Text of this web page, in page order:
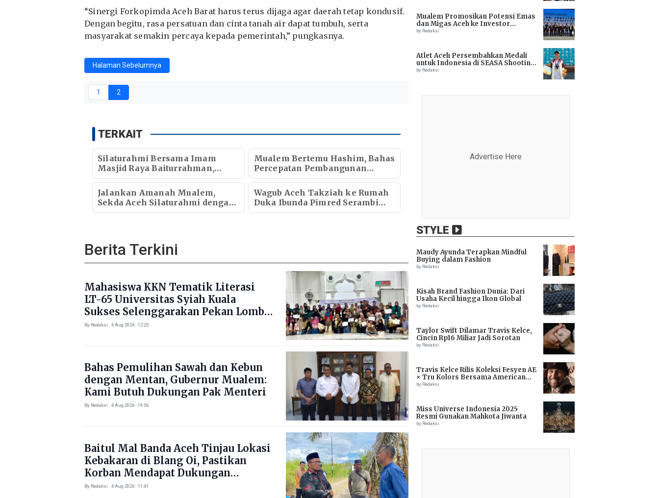
“Sinergi Forkopimda Aceh Barat harus terus dijaga agar daerah tetap kondusif.
Dengan begitu, rasa persatuan dan cinta tanah air dapat tumbuh, serta
masyarakat semakin percaya kepada pemerintah,” pungkasnya.
Halaman Sebelumnya
1 2
TERKAIT
Silaturahmi Bersama Imam
Masjid Raya Baiturrahman,
Wagub Aceh Perkuat Sinergi
dengan Ulama
Mualem Bertemu Hashim, Bahas
Percepatan Pembangunan
Ekonomi Aceh
Jalankan Amanah Mualem,
Sekda Aceh Silaturahmi dengan
Kapolda Aceh
Wagub Aceh Takziah ke Rumah
Duka Ibunda Pimred Serambi
Indonesia
Berita Terkini
Mahasiswa KKN Tematik Literasi
LT-65 Universitas Syiah Kuala
Sukses Selenggarakan Pekan Lomba
Literasi di Gampong Rhieng Blang
By Redaksi . 6 Aug 2026 - 12:25
Bahas Pemulihan Sawah dan Kebun
dengan Mentan, Gubernur Mualem:
Kami Butuh Dukungan Pak Menteri
By Redaksi . 4 Aug 2026 - 19:56
Baitul Mal Banda Aceh Tinjau Lokasi
Kebakaran di Blang Oi, Pastikan
Korban Mendapat Dukungan
Kebutuhan Pokok
By Redaksi . 4 Aug 2026 - 11:41
Mualem Promosikan Potensi Emas
dan Migas Aceh ke Investor
Tiongkok
by Redaksi
Atlet Aceh Persembahkan Medali
untuk Indonesia di SEASA Shooting
Championship 2025
by Redaksi
Advertise Here
STYLE
Maudy Ayunda Terapkan Mindful
Buying dalam Fashion
by Redaksi
Kisah Brand Fashion Dunia: Dari
Usaha Kecil hingga Ikon Global
by Redaksi
Taylor Swift Dilamar Travis Kelce,
Cincin Rp16 Miliar Jadi Sorotan
by Redaksi
Travis Kelce Rilis Koleksi Fesyen AE
× Tru Kolors Bersama American
Eagle
by Redaksi
Miss Universe Indonesia 2025
Resmi Gunakan Mahkota Jiwanta
by Redaksi